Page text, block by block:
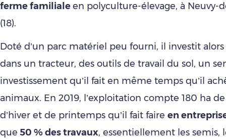
ferme familialeen polyculture-élevage, à Neuvy-
(18).
Doté d’un parc matériel peu fourni, il investit
dans un tracteur, des outils de travail du sol, un
investissement qu’il fait en même temps qu’il
animaux. En 2019, l’exploitation compte 180 ha
d’hiver et de printemps qu’il fait faire en
que 50 % des travaux, essentiellement les semis,